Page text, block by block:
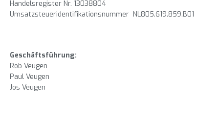
Handelsregister Nr. 13038804
Umsatzsteueridentifikationsnummer NL805.619.859.B01
Geschäftsführung:
Rob Veugen
Paul Veugen
Jos Veugen